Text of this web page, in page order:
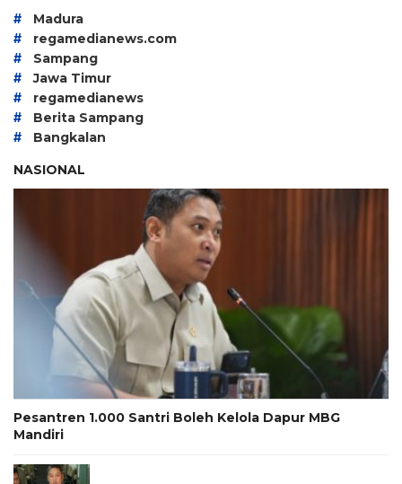
# Madura
# regamedianews.com
# Sampang
# Jawa Timur
# regamedianews
# Berita Sampang
#
Bangkalan
NASIONAL
Pesantren 1.000 Santri Boleh Kelola Dapur MBG
Mandiri